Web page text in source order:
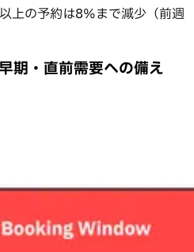
上の予約は8%まで減少（前週
期・直前需要への備え